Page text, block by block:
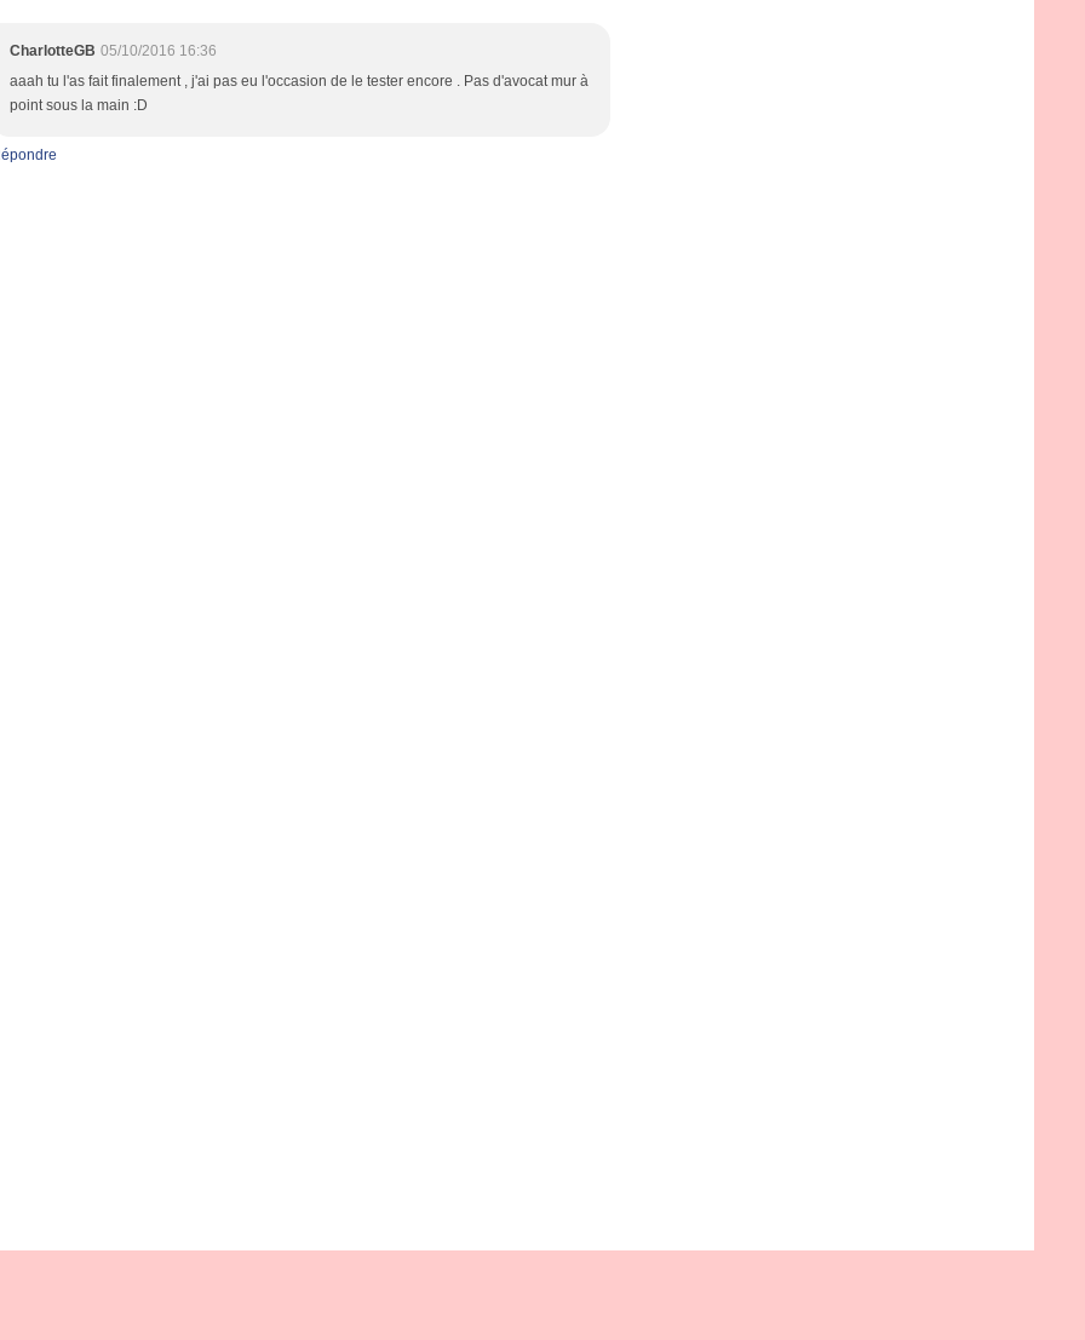
CharlotteGB 05/10/2016 16:36
aaah tu l'as fait finalement , j'ai pas eu l'occasion de le tester encore . Pas d'avocat mur à
point sous la main :D